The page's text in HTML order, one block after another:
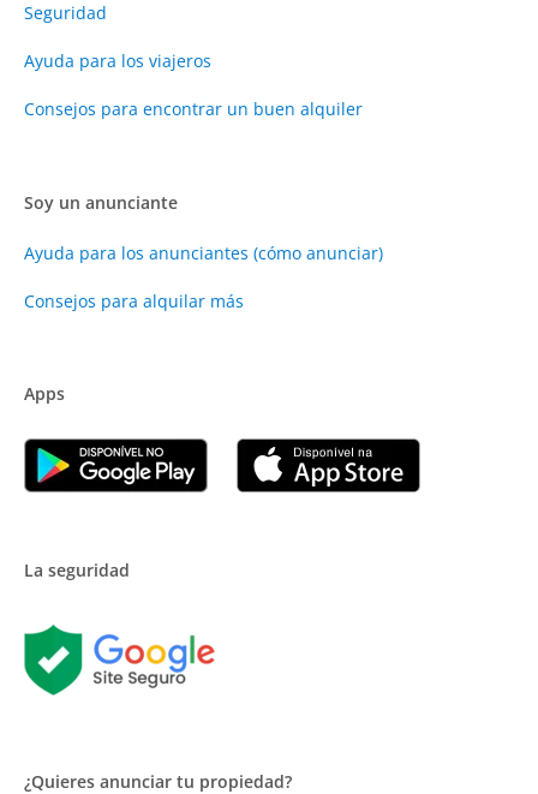
Seguridad
Ayuda para los viajeros
Consejos para encontrar un buen alquiler
Soy un anunciante
Ayuda para los anunciantes (cómo anunciar)
Consejos para alquilar más
Apps
La seguridad
¿Quieres anunciar tu propiedad?